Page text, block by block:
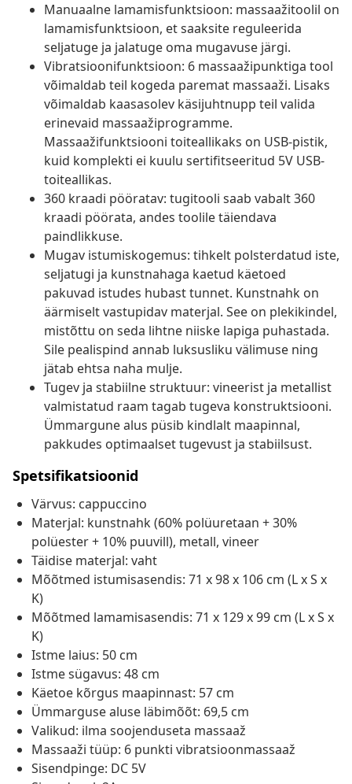
Manuaalne lamamisfunktsioon: massaažitoolil on
lamamisfunktsioon, et saaksite reguleerida
seljatuge ja jalatuge oma mugavuse järgi.
Vibratsioonifunktsioon: 6 massaažipunktiga tool
võimaldab teil kogeda paremat massaaži. Lisaks
võimaldab kaasasolev käsijuhtnupp teil valida
erinevaid massaažiprogramme.
Massaažifunktsiooni toiteallikaks on USB-pistik,
kuid komplekti ei kuulu sertifitseeritud 5V USB-
toiteallikas.
360 kraadi pööratav: tugitooli saab vabalt 360
kraadi pöörata, andes toolile täiendava
paindlikkuse.
Mugav istumiskogemus: tihkelt polsterdatud iste,
seljatugi ja kunstnahaga kaetud käetoed
pakuvad istudes hubast tunnet. Kunstnahk on
äärmiselt vastupidav materjal. See on plekikindel,
mistõttu on seda lihtne niiske lapiga puhastada.
Sile pealispind annab luksusliku välimuse ning
jätab ehtsa naha mulje.
Tugev ja stabiilne struktuur: vineerist ja metallist
valmistatud raam tagab tugeva konstruktsiooni.
Ümmargune alus püsib kindlalt maapinnal,
pakkudes optimaalset tugevust ja stabiilsust.
Spetsifikatsioonid
Värvus: cappuccino
Materjal: kunstnahk (60% polüuretaan + 30%
polüester + 10% puuvill), metall, vineer
Täidise materjal: vaht
Mõõtmed istumisasendis: 71 x 98 x 106 cm (L x S x
K)
Mõõtmed lamamisasendis: 71 x 129 x 99 cm (L x S x
K)
Istme laius: 50 cm
Istme sügavus: 48 cm
Käetoe kõrgus maapinnast: 57 cm
Ümmarguse aluse läbimõõt: 69,5 cm
Valikud: ilma soojenduseta massaaž
Massaaži tüüp: 6 punkti vibratsioonmassaaž
Sisendpinge: DC 5V